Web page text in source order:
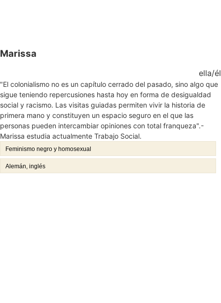
Marissa
ella/él
"El colonialismo no es un capítulo cerrado del pasado, sino algo que
sigue teniendo repercusiones hasta hoy en forma de desigualdad
social y racismo. Las visitas guiadas permiten vivir la historia de
primera mano y constituyen un espacio seguro en el que las
personas pueden intercambiar opiniones con total franqueza".-
Marissa estudia actualmente Trabajo Social.
Feminismo negro y homosexual
Alemán, inglés